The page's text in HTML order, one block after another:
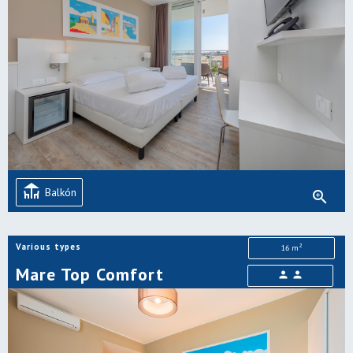
deck Balkón zoom_in
Various types
Mare Top Comfort
16 m 2
person person